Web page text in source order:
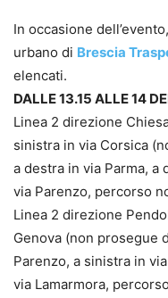
In occasione
urbano di Brescia
elencati.
DALLE 13.15 ALLE 14
Linea 2 direzione
sinistra in via Corsica
a destra in via Parma, a
via Parenzo, percorso
Linea 2 direzione
Genova (non prosegue
Parenzo, a sinistra in
via Lamarmora,